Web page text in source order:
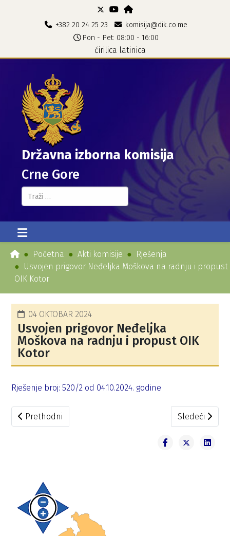
+382 20 24 25 23
komisija@dik.co.me
Pon - Pet: 08:00 - 16:00
ćirilica latinica
Državna izborna komisija
Crne Gore
Pretraga...
Početna Akti komisije
Rješenja
Usvojen prigovor Neđeljka Moškova na radnju i propust
OIK Kotor
04 OKTOBAR 2024
Usvojen prigovor Neđeljka
Moškova na radnju i propust OIK
Kotor
Rješenje broj: 520/2 od 04.10.2024. godine
Prethodni članak: DIK usvojila prigovor Vladimira Jokića
Prethodni Sledeći
Sledeći